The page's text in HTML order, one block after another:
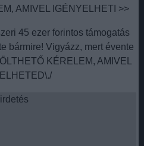
AMIVEL IGÉNYELHETI >>
45 ezer forintos támogatás
bármire! Vigyázz, mert évente
KÉRELEM, AMIVEL